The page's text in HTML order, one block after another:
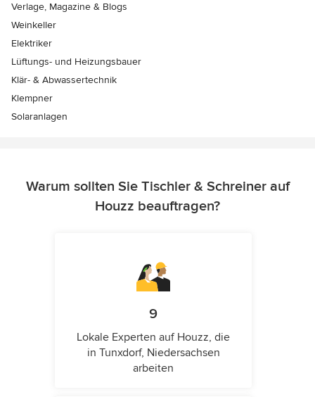
Verlage, Magazine & Blogs
Weinkeller
Elektriker
Lüftungs- und Heizungsbauer
Klär- & Abwassertechnik
Klempner
Solaranlagen
Warum sollten Sie Tischler & Schreiner auf
Houzz beauftragen?
9
Lokale Experten auf Houzz, die
in Tunxdorf, Niedersachsen
arbeiten